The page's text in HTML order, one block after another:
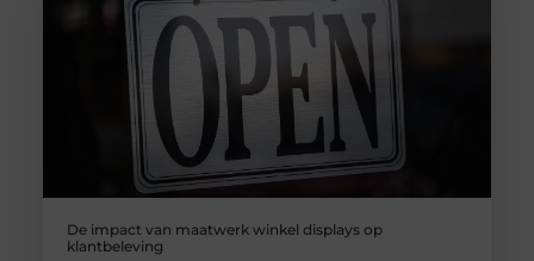
De impact van maatwerk winkel displays op
klantbeleving